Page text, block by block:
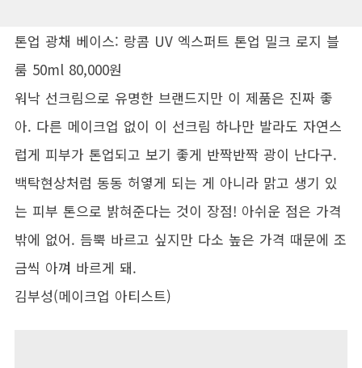
톤업 광채 베이스: 랑콤 UV 엑스퍼트 톤업 밀크 로지 블
룸 50ml 80,000원
워낙 선크림으로 유명한 브랜드지만 이 제품은 진짜 좋
아. 다른 메이크업 없이 이 선크림 하나만 발라도 자연스
럽게 피부가 톤업되고 보기 좋게 반짝반짝 광이 난다구.
백탁현상처럼 동동 허옇게 되는 게 아니라 맑고 생기 있
는 피부 톤으로 밝혀준다는 것이 장점! 아쉬운 점은 가격
밖에 없어. 듬뿍 바르고 싶지만 다소 높은 가격 때문에 조
금씩 아껴 바르게 돼.
김부성(메이크업 아티스트)